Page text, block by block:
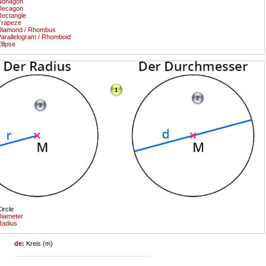
/ Rhombus
/ Rhomboid
1
2
3
de: Kreis (m)